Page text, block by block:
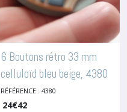
6 Boutons rétro 33 mm
celluloïd bleu beige, 4380
-Boutons En Celluloïd
RÉFÉRENCE : 4380
24€42